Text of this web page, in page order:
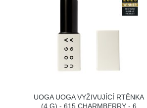
UOGA UOGA VYŽIVUJÍCÍ RTĚNKA
(4 G) - 615 CHARMBERRY - 6